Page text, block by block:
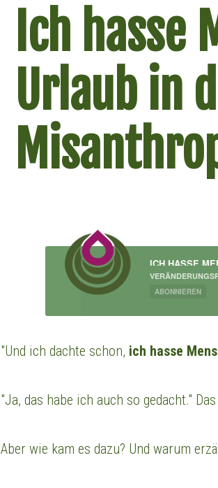
Ich hasse
Urlaub in
ABONNIEREN
ICH HASSE
"Und ich dachte schon, ich hasse
"Ja, das habe ich auch so gedacht."
Aber wie kam es dazu? Und warum